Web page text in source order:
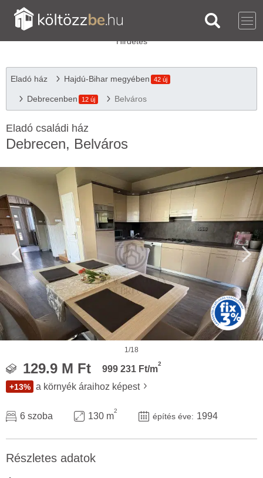
Eladó ház Hajdú-Bihar megyében 42 új
Debrecenben 12 új Belváros
Eladó családi ház
Debrecen, Belváros
1/18
129.9 M Ft 999 231 Ft/m
2
+13% a környék áraihoz képest
6 szoba 130 m
2
építés éve: 1994
Részletes adatok